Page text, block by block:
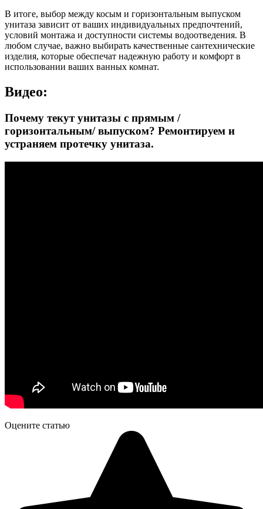
В итоге, выбор между косым и горизонтальным выпуском
унитаза зависит от ваших индивидуальных предпочтений,
условий монтажа и доступности системы водоотведения. В
любом случае, важно выбирать качественные сантехнические
изделия, которые обеспечат надежную работу и комфорт в
использовании ваших ванных комнат.
Видео:
Почему текут унитазы с прямым /
горизонтальным/ выпуском? Ремонтируем и
устраняем протечку унитаза.
Оцените статью